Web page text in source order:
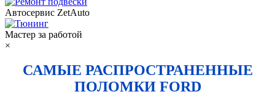
Автосервис ZetAuto
Мастер за работой
×
САМЫЕ РАСПРОСТРАНЕННЫЕ
ПОЛОМКИ FORD